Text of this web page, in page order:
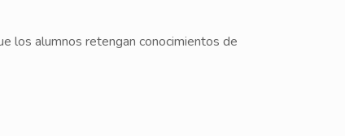
los alumnos retengan conocimientos de